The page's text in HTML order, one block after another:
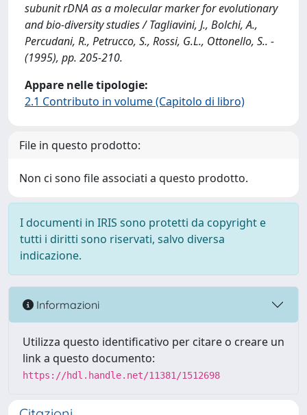
subunit rDNA as a molecular marker for evolutionary
and bio-diversity studies / Tagliavini, J., Bolchi, A.,
Percudani, R., Petrucco, S., Rossi, G.L., Ottonello, S.. -
(1995), pp. 205-210.
Appare nelle tipologie:
2.1 Contributo in volume (Capitolo di libro)
File in questo prodotto:
Non ci sono file associati a questo prodotto.
I documenti in IRIS sono protetti da copyright e
tutti i diritti sono riservati, salvo diversa
indicazione.
Informazioni
Utilizza questo identificativo per citare o creare un
link a questo documento:
https://hdl.handle.net/11381/1512698